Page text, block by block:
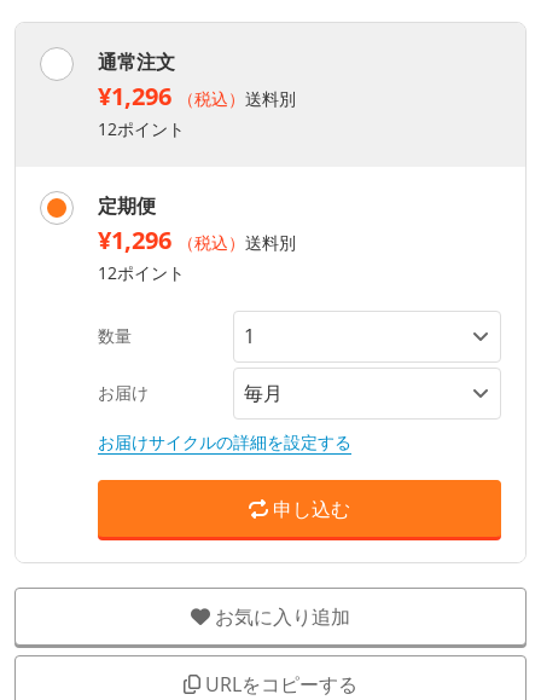
通常注文
¥1,296 （税込） 送料別
12ポイント
定期便
¥1,296 （税込） 送料別
12ポイント
数量
お届け
お届けサイクルの詳細を設定する
申し込む
お気に入り追加
URLをコピーする